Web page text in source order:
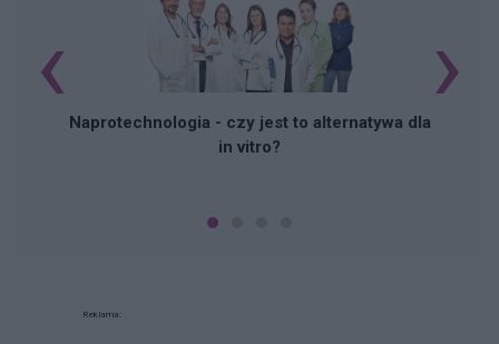
Naprotechnologia - czy jest to alternatywa dla
in vitro?
‹ ›
Reklama: